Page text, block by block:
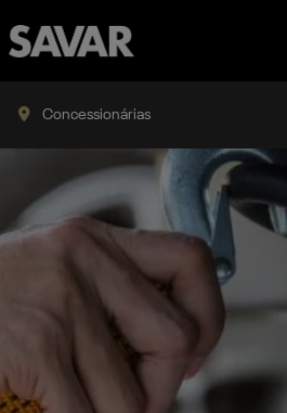
Concessionárias